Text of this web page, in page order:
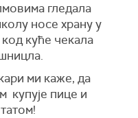
гледала
носе храну у
куће чекала
ми каже, да
купује пице и